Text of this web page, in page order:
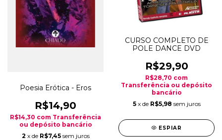
Poesia Erótica - Eros
R$14,90
R$14,30 com Transferência
ou depósito bancário
2 x de R$7,45 sem juros
CURSO COMPLETO DE
POLE DANCE DVD
R$29,90
R$28,70 com
Transferência ou depósito
bancário
5 x de R$5,98 sem juros
ESPIAR